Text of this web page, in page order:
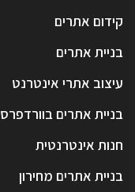
קידום אתרים
בניית אתרים
עיצוב אתרי אינטרנט
בניית אתרים בוורדפרס
חנות אינטרנטית
בניית אתרים מחירון